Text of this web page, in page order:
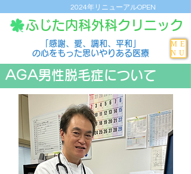
ME
NU
2024年リニューアルOPEN
ふじた内科外科クリニック
「感謝、愛、調和、平和」
の心をもった思いやりある医療
AGA男性脱毛症について